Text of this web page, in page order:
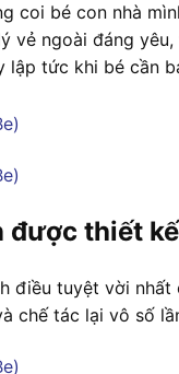
coi bé con nhà
vẻ ngoài đáng
lập tức khi bé cần
được thiết
điều tuyệt vời
chế tác lại vô số